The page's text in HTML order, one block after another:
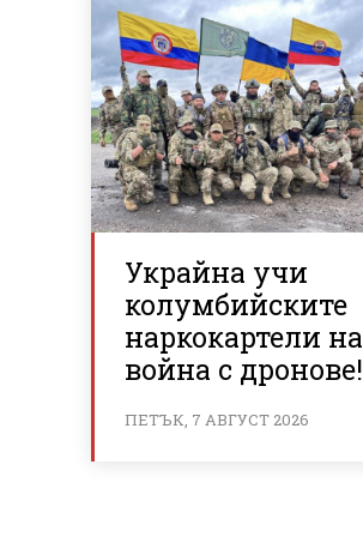
Украйна учи
колумбийските
наркокартели на
война с дронове!
ПЕТЪК, 7 АВГУСТ 2026